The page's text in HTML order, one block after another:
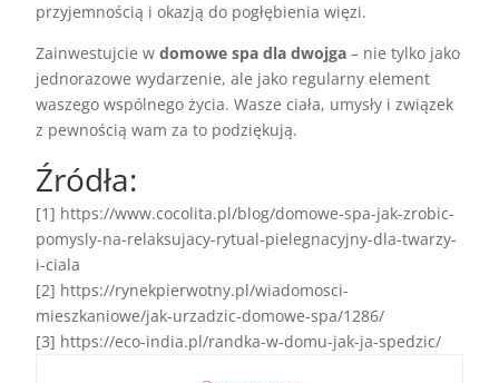
przyjemnością i okazją do pogłębienia więzi.
Zainwestujcie wdomowe spa dla dwojga – nie tylko jako
jednorazowe wydarzenie, ale jako regularny element
waszego wspólnego życia. Wasze ciała, umysły i związek
z pewnością wam za to podziękują.
Źródła:
[1] https://www.cocolita.pl/blog/domowe-spa-jak-zrobic-
pomysly-na-relaksujacy-rytual-pielegnacyjny-dla-twarzy-
i-ciala
[2] https://rynekpierwotny.pl/wiadomosci-
mieszkaniowe/jak-urzadzic-domowe-spa/1286/
[3] https://eco-india.pl/randka-w-domu-jak-ja-spedzic/